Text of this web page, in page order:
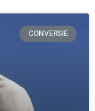
CONVERSIE